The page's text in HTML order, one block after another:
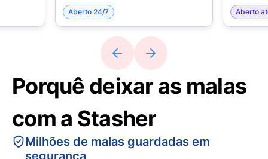
Aberto 24/7 Aberto
Porquê deixar as malas
com a Stasher
Milhões de malas guardadas em
segurança